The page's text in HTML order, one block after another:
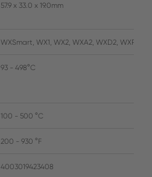
57.9 x 33.0 x 19.0mm
WXSmart, WX1, WX2, WXA2, WXD2, WXR3
93 - 498°C
100 - 500 °C
200 - 930 °F
4003019423408